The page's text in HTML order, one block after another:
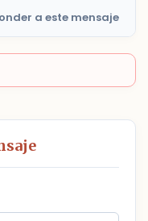
a este mensaje